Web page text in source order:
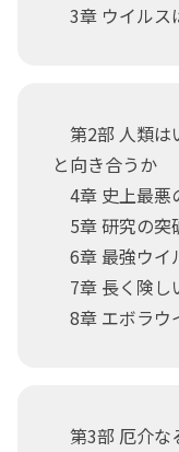
3章 ウイルス
第2部 人類は
と向き合うか
4章 史上最悪
5章 研究の突
6章 最強ウイ
7章 長く険し
8章 エボラウ
第3部 厄介な